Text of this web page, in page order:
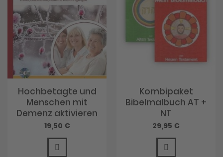
Hochbetagte und
Menschen mit
Demenz aktivieren
19,50 €
Kombipaket
Bibelmalbuch AT +
NT
29,95 €